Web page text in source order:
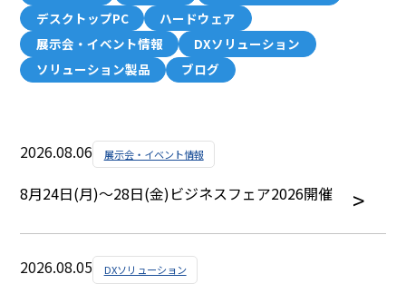
デスクトップPC
ハードウェア
展示会・イベント情報
DXソリューション
ソリューション製品
ブログ
2026.08.06 展示会・イベント情報
8月24日(月)～28日(金)ビジネスフェア2026開催
2026.08.05 DXソリューション